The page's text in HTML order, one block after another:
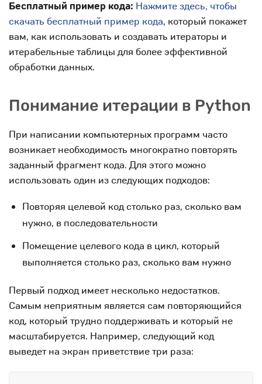
Бесплатный пример кода: Нажмите здесь, чтобы
скачать бесплатный пример кода, который покажет
вам, как использовать и создавать итераторы и
итерабельные таблицы для более эффективной
обработки данных.
Понимание итерации в Python
При написании компьютерных программ часто
возникает необходимость многократно повторять
заданный фрагмент кода. Для этого можно
использовать один из следующих подходов:
Повторяя целевой код столько раз, сколько вам
нужно, в последовательности
Помещение целевого кода в цикл, который
выполняется столько раз, сколько вам нужно
Первый подход имеет несколько недостатков.
Самым неприятным является сам повторяющийся
код, который трудно поддерживать и который не
масштабируется. Например, следующий код
выведет на экран приветствие три раза: